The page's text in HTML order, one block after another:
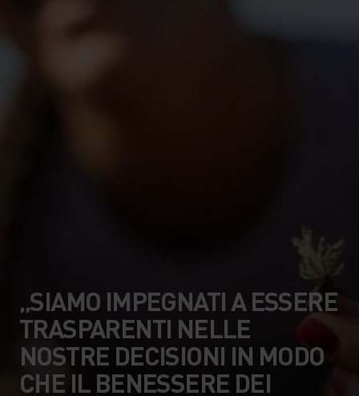
„SIAMO IMPEGNATI A ESSERE
TRASPARENTI NELLE
NOSTRE DECISIONI IN MODO
CHE IL BENESSERE DEI